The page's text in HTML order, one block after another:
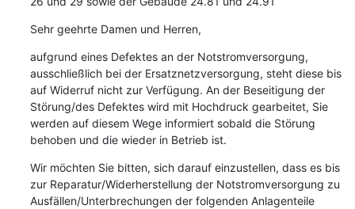
Sehr geehrte Damen und Herren,
aufgrund eines Defektes an der Notstromversorgung,
ausschließlich bei der Ersatznetzversorgung, steht diese bis
auf Widerruf nicht zur Verfügung. An der Beseitigung der
Störung/des Defektes wird mit Hochdruck gearbeitet, Sie
werden auf diesem Wege informiert sobald die Störung
behoben und die wieder in Betrieb ist.
Wir möchten Sie bitten, sich darauf einzustellen, dass es bis
zur Reparatur/Widerherstellung der Notstromversorgung zu
Ausfällen/Unterbrechungen der folgenden Anlagenteile